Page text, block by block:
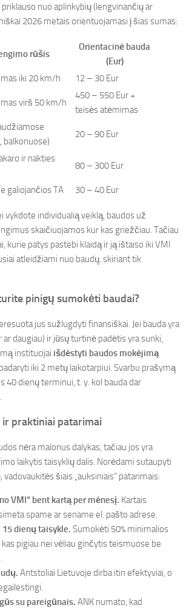
nuo aplinkybių (lengvinančių ar
2026 metais orientuojamasi į šias sumas:
rūšis
Orientacinė bauda
(Eur)
iki 20 km/h
12 – 30 Eur
virš 50 km/h
450 – 550 Eur +
teisės atėmimas
balkonuose)
20 – 90 Eur
ir nakties
80 – 300 Eur
galiojančios TA 30 – 40 Eur
vykdote individualią veiklą, baudos už
skaičiuojamos kur kas griežčiau. Tačiau
kurie patys pastebi klaidą ir ją ištaiso iki VMI
atleidžiami nuo baudų, skiriant tik
pinigų sumokėti baudai?
jus sužlugdyti finansiškai. Jei bauda yra
ar daugiau) ir jūsų turtinė padėtis yra sunki,
institucijai išdėstyti baudos mokėjimą
iki 2 metų laikotarpiui. Svarbu prašymą
40 dienų terminui, t. y. kol bauda dar
praktiniai patarimai
nėra malonus dalykas, tačiau jos yra
laikytis taisyklių dalis. Norėdami sutaupyti
vadovaukitės šiais „auksiniais“ patarimais:
VMI“ bent kartą per mėnesį. Kartais
spame ar sename el. pašto adrese.
dienų taisykle. Sumokėti 50% minimalios
kas pigiau nei vėliau ginčytis teismuose be
Antstoliai Lietuvoje dirba itin efektyviai, o
su pareigūnais. ANK numato, kad